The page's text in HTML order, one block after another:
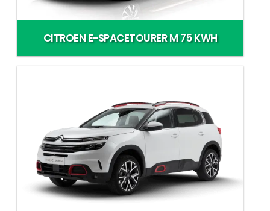
CITROEN E-SPACETOURER M 75 KWH